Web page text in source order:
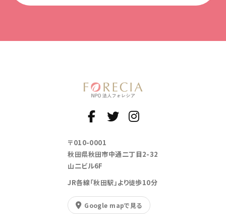
〒010-0001
秋田県秋田市中通二丁目2-32
山二ビル6F
JR各線「秋田駅」より徒歩10分
Google mapで見る